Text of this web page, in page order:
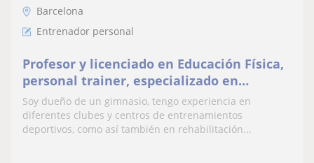
Barcelona
Entrenador personal
Profesor y licenciado en Educación Física,
personal trainer, especializado en
entrenamiento para la salud.
Entrenamiento personalizado para
personas con problemas posturales,
Soy dueño de un gimnasio, tengo experiencia en
diferentes clubes y centros de entrenamientos
deportivos, como así también en rehabilitación...